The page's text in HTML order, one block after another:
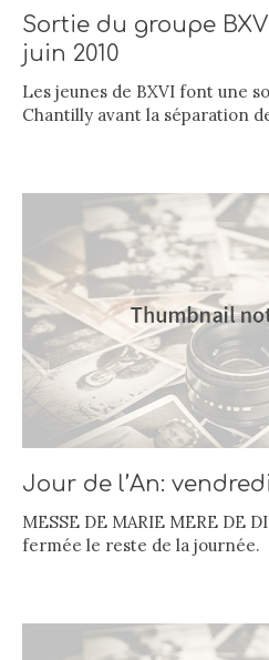
Sortie du groupe
juin 2010
Les jeunes de BXVI font une
Chantilly avant la séparation
Jour de l’An:
MESSE DE MARIE MERE DE
fermée le reste de la journée.